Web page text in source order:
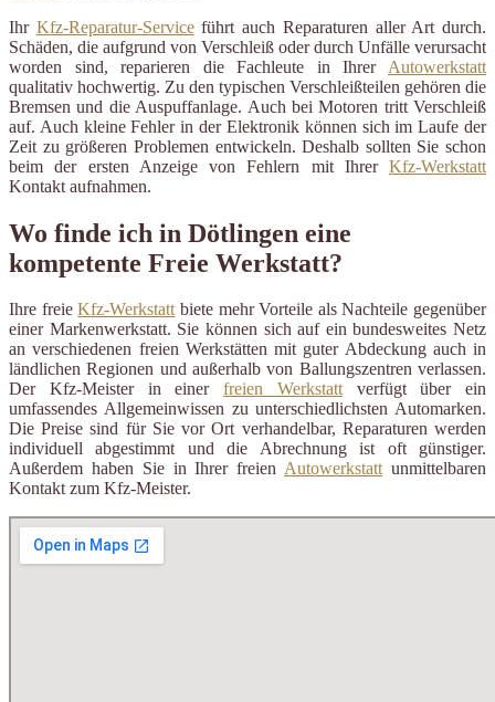
Ihr Kfz-Reparatur-Serviceführt auch Reparaturen aller Art durch.
Schäden, die aufgrund von Verschleiß oder durch Unfälle verursacht
worden sind, reparieren die Fachleute in Ihrer Autowerkstatt
qualitativ hochwertig. Zu den typischen Verschleißteilen gehören die
Bremsen und die Auspuffanlage. Auch bei Motoren tritt Verschleiß
auf. Auch kleine Fehler in der Elektronik können sich im Laufe der
Zeit zu größeren Problemen entwickeln. Deshalb sollten Sie schon
beim der ersten Anzeige von Fehlern mit Ihrer Kfz-Werkstatt
Kontakt aufnahmen.
Wo finde ich in Dötlingen eine
kompetente Freie Werkstatt?
Ihre freieKfz-Werkstattbiete mehr Vorteile als Nachteile gegenüber
einer Markenwerkstatt. Sie können sich auf ein bundesweites Netz
an verschiedenen freien Werkstätten mit guter Abdeckung auch in
ländlichen Regionen und außerhalb von Ballungszentren verlassen.
Der Kfz-Meister in einer freien Werkstattverfügt über ein
umfassendes Allgemeinwissen zu unterschiedlichsten Automarken.
Die Preise sind für Sie vor Ort verhandelbar, Reparaturen werden
individuell abgestimmt und die Abrechnung ist oft günstiger.
Außerdem haben Sie in Ihrer freienAutowerkstattunmittelbaren
Kontakt zum Kfz-Meister.